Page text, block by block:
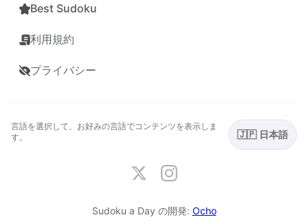
Best Sudoku
利用規約
プライバシー
言語を選択して、お好みの言語でコンテンツを表示しま
す。
🇯🇵 日本語
Sudoku a Day の開発: Ocho